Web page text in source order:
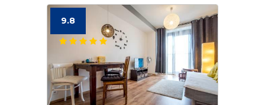
9.8